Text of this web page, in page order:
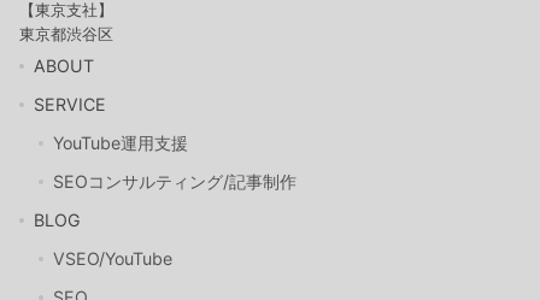
【東京支社】
東京都渋谷区
ABOUT
SERVICE
YouTube運用支援
SEOコンサルティング/記事制作
BLOG
VSEO/YouTube